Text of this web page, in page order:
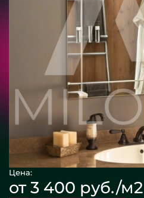
Цена:
от 3 400 руб./м2